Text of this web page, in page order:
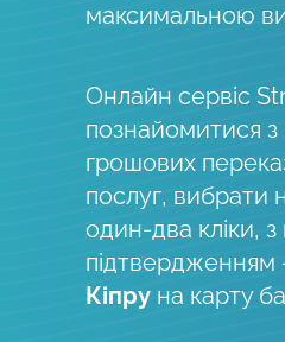
максимальною
Онлайн сервіс
познайомитися
грошових
послуг, вибрати
один-два кліки,
підтвердженням
Кіпру на карту